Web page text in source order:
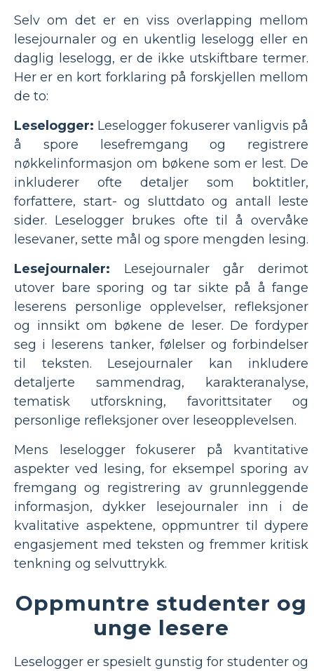
Selv om det er en viss overlapping mellom
lesejournaler og en ukentlig leselogg eller en
daglig leselogg, er de ikke utskiftbare termer.
Her er en kort forklaring på forskjellen mellom
de to:
Leselogger: Leselogger fokuserer vanligvis på
å spore lesefremgang og registrere
nøkkelinformasjon om bøkene som er lest. De
inkluderer ofte detaljer som boktitler,
forfattere, start- og sluttdato og antall leste
sider. Leselogger brukes ofte til å overvåke
lesevaner, sette mål og spore mengden lesing.
Lesejournaler: Lesejournaler går derimot
utover bare sporing og tar sikte på å fange
leserens personlige opplevelser, refleksjoner
og innsikt om bøkene de leser. De fordyper
seg i leserens tanker, følelser og forbindelser
til teksten. Lesejournaler kan inkludere
detaljerte sammendrag, karakteranalyse,
tematisk utforskning, favorittsitater og
personlige refleksjoner over leseopplevelsen.
Mens leselogger fokuserer på kvantitative
aspekter ved lesing, for eksempel sporing av
fremgang og registrering av grunnleggende
informasjon, dykker lesejournaler inn i de
kvalitative aspektene, oppmuntrer til dypere
engasjement med teksten og fremmer kritisk
tenkning og selvuttrykk.
Oppmuntre studenter og
unge lesere
Leselogger er spesielt gunstig for studenter og